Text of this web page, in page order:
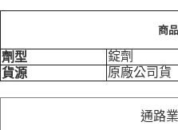
商
劑型
錠劑
貨源
原廠公司貨
通路